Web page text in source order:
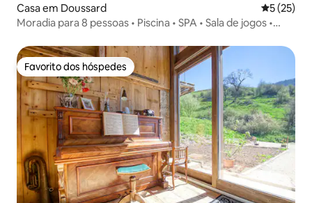
Casa em Doussard
5 (25)
Moradia para 8 pessoas • Piscina • SPA • Sala de jogos •
Favorito dos hóspedes
Favorito dos hóspedes